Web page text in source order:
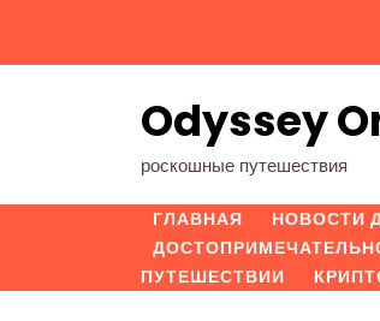
содержимому
Odyssey
роскошные путешествия
ГЛАВНАЯ
НОВОСТИ
ПУТЕШЕСТВИИ